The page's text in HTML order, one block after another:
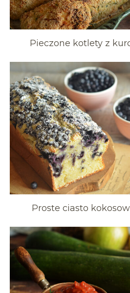
Pieczone kotlety z
Proste ciasto